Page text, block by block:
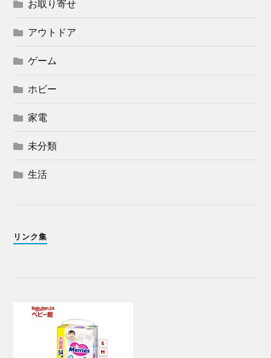
お取り寄せ
アウトドア
ゲーム
ホビー
家電
未分類
生活
リンク集